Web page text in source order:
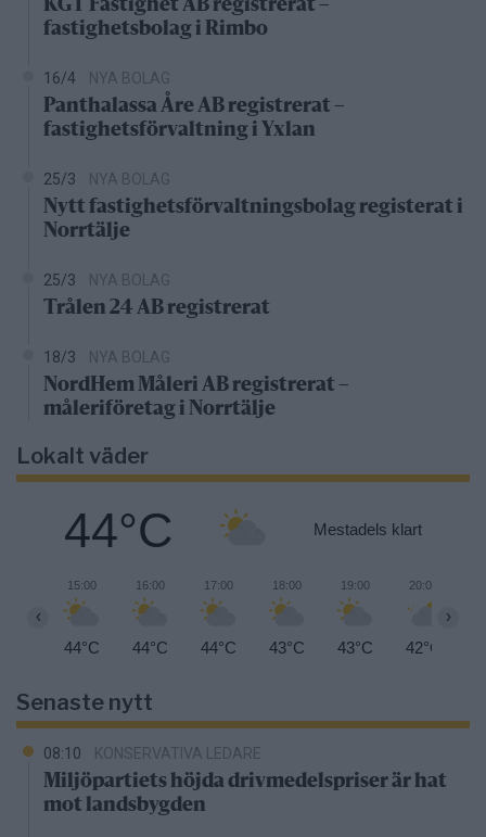
KGT Fastighet AB registrerat –
fastighetsbolag i Rimbo
16/4 NYA BOLAG
Panthalassa Åre AB registrerat –
fastighetsförvaltning i Yxlan
25/3 NYA BOLAG
Nytt fastighetsförvaltningsbolag registerat i
Norrtälje
25/3 NYA BOLAG
Trålen 24 AB registrerat
18/3 NYA BOLAG
NordHem Måleri AB registrerat –
måleriföretag i Norrtälje
Lokalt väder
44°C Mestadels klart
15:00
44°C
16:00
44°C
17:00
44°C
18:00
43°C
19:00
43°C
20:00
42°C
‹ ›
Senaste nytt
08:10 KONSERVATIVA LEDARE
Miljöpartiets höjda drivmedelspriser är hat
mot landsbygden